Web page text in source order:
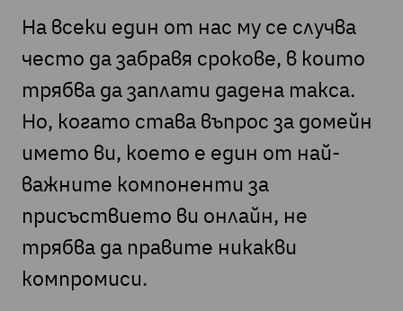
На всеки един от нас му се случва
често да забравя срокове, в които
трябва да заплати дадена такса.
Но, когато става въпрос за домейн
името ви, което е един от най-
важните компоненти за
присъствието ви онлайн, не
трябва да правите никакви
компромиси.